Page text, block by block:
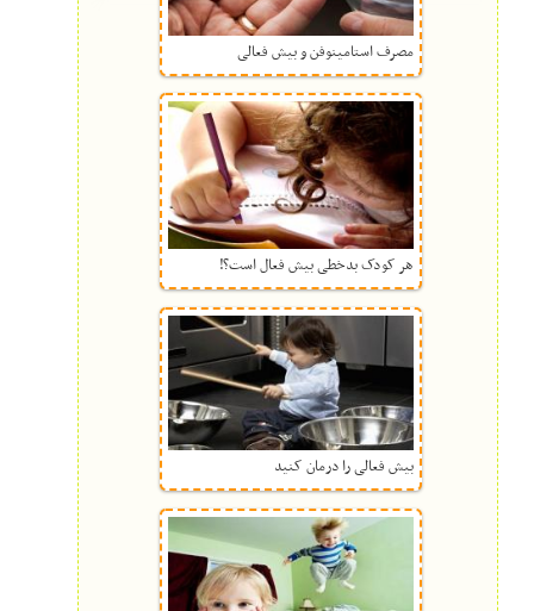
مصرف استامینوفن و بیش فعالی
هر کودک بدخطی بیش فعال است؟!
بیش فعالی را درمان کنید